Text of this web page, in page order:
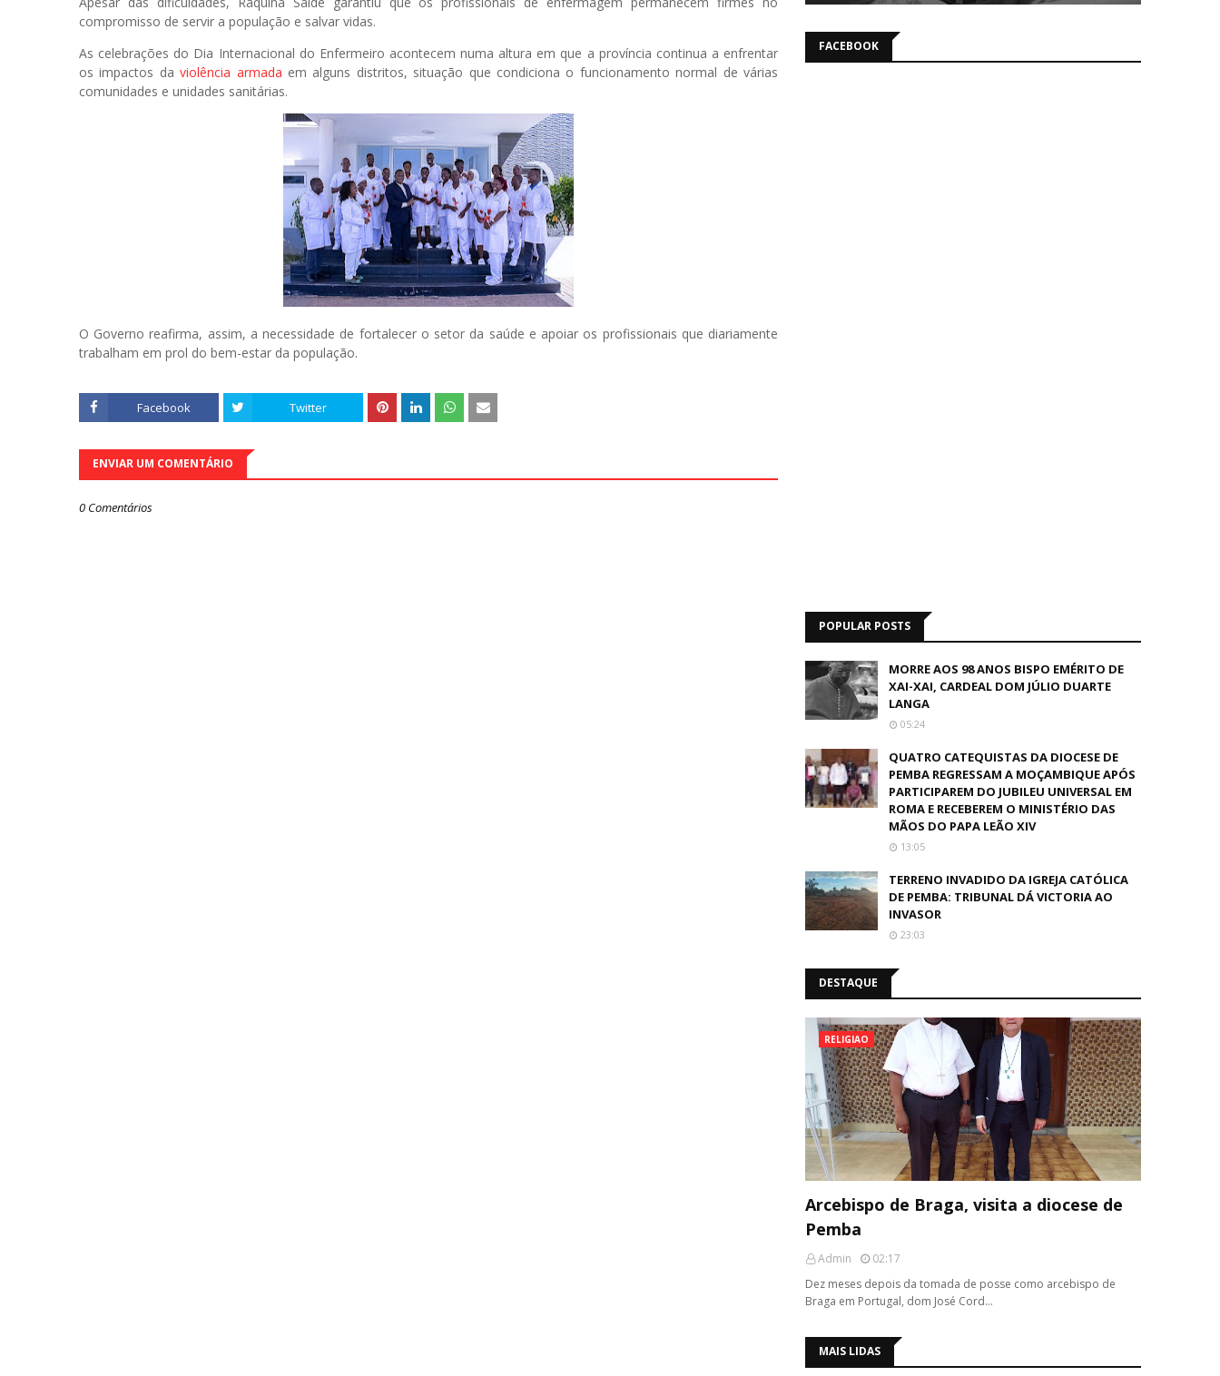
compromisso de servir a população e salvar vidas.
As celebrações do Dia Internacional do Enfermeiro acontecem numa altura em que a província continua a enfrentar
os impactos daviolência armada em alguns distritos, situação que condiciona o funcionamento normal de várias
comunidades e unidades sanitárias.
O Governo reafirma, assim, a necessidade de fortalecer o setor da saúde e apoiar os profissionais que diariamente
trabalham em prol do bem-estar da população.
Facebook Twitter
ENVIAR UM COMENTÁRIO
0 Comentários
FACEBOOK
POPULAR POSTS
MORRE AOS 98 ANOS BISPO EMÉRITO DE
XAI-XAI, CARDEAL DOM JÚLIO DUARTE
LANGA
05:24
QUATRO CATEQUISTAS DA DIOCESE DE
PEMBA REGRESSAM A MOÇAMBIQUE APÓS
PARTICIPAREM DO JUBILEU UNIVERSAL EM
ROMA E RECEBEREM O MINISTÉRIO DAS
MÃOS DO PAPA LEÃO XIV
13:05
TERRENO INVADIDO DA IGREJA CATÓLICA
DE PEMBA: TRIBUNAL DÁ VICTORIA AO
INVASOR
23:03
DESTAQUE
RELIGIAO
Arcebispo de Braga, visita a diocese de
Pemba
Admin
02:17
Dez meses depois da tomada de posse como arcebispo de
Braga em Portugal, dom José Cord…
MAIS LIDAS